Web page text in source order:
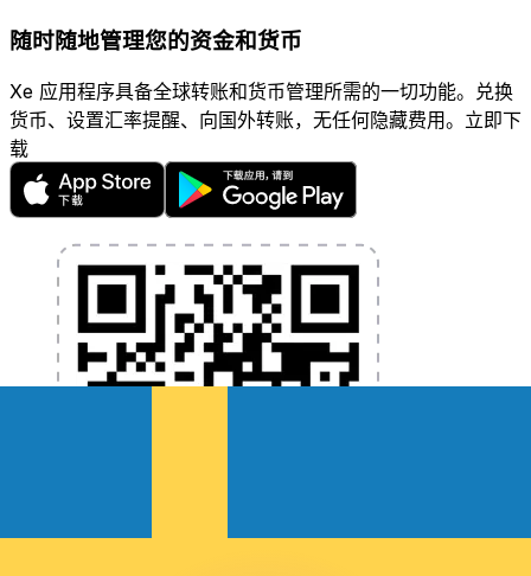
随时随地管理您的资金和货币
Xe 应用程序具备全球转账和货币管理所需的一切功能。兑换
货币、设置汇率提醒、向国外转账，无任何隐藏费用。立即下
载